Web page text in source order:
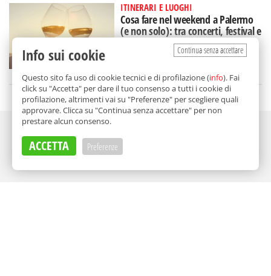
ITINERARI E LUOGHI
Cosa fare nel weekend a Palermo
(e non solo): tra concerti, festival e
"Calici di Stelle"
diRedazione
Continua senza accettare
Info sui cookie
Questo sito fa uso di cookie tecnici e di profilazione (info). Fai
click su "Accetta" per dare il tuo consenso a tutti i cookie di
profilazione, altrimenti vai su "Preferenze" per scegliere quali
approvare. Clicca su "Continua senza accettare" per non
prestare alcun consenso.
ACCETTA Preferenze